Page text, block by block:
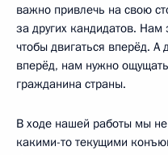
важно привлечь на свою
за других кандидатов. Нам
чтобы двигаться вперёд. А
вперёд, нам нужно
гражданина страны.
В ходе нашей работы мы не
какими-то текущими